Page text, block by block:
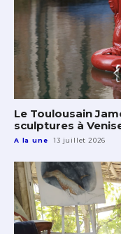
Le Toulousain
sculptures à
A la une 13 juillet 2026